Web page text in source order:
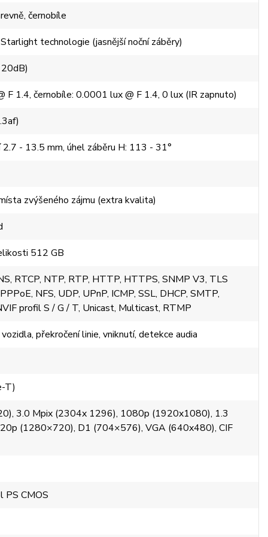
černobíle
technologie (jasnější noční záběry)
F 1.4, černobíle: 0.0001 lux @ F 1.4, 0 lux (IR zapnuto)
- 13.5 mm, úhel záběru H: 113 - 31°
zvýšeného zájmu (extra kvalita)
512 GB
RTCP, NTP, RTP, HTTP, HTTPS, SNMP V3, TLS
NFS, UDP, UPnP, ICMP, SSL, DHCP, SMTP,
profil S / G / T, Unicast, Multicast, RTMP
překročení linie, vniknutí, detekce audia
T)
3.0 Mpix (2304x 1296), 1080p (1920x1080), 1.3
(1280×720), D1 (704×576), VGA (640x480), CIF
PS CMOS